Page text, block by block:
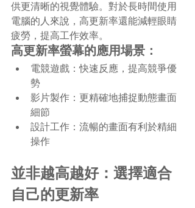
供更清晰的視覺體驗。對於長時間使用
電腦的人來說，高更新率還能減輕眼睛
疲勞，提高工作效率。
高更新率螢幕的應用場景：
電競遊戲：快速反應，提高競爭優
勢
影片製作：更精確地捕捉動態畫面
細節
設計工作：流暢的畫面有利於精細
操作
並非越高越好：選擇適合
自己的更新率